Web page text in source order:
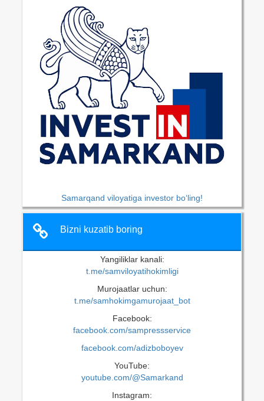
Samarqand viloyatiga investor bo‘ling!
Bizni kuzatib boring
Yangiliklar kanali:
t.me/samviloyatihokimligi
Murojaatlar uchun:
t.me/samhokimgamurojaat_bot
Facebook:
facebook.com/sampressservice
facebook.com/adizboboyev
YouTube:
youtube.com/@Samarkand
Instagram: